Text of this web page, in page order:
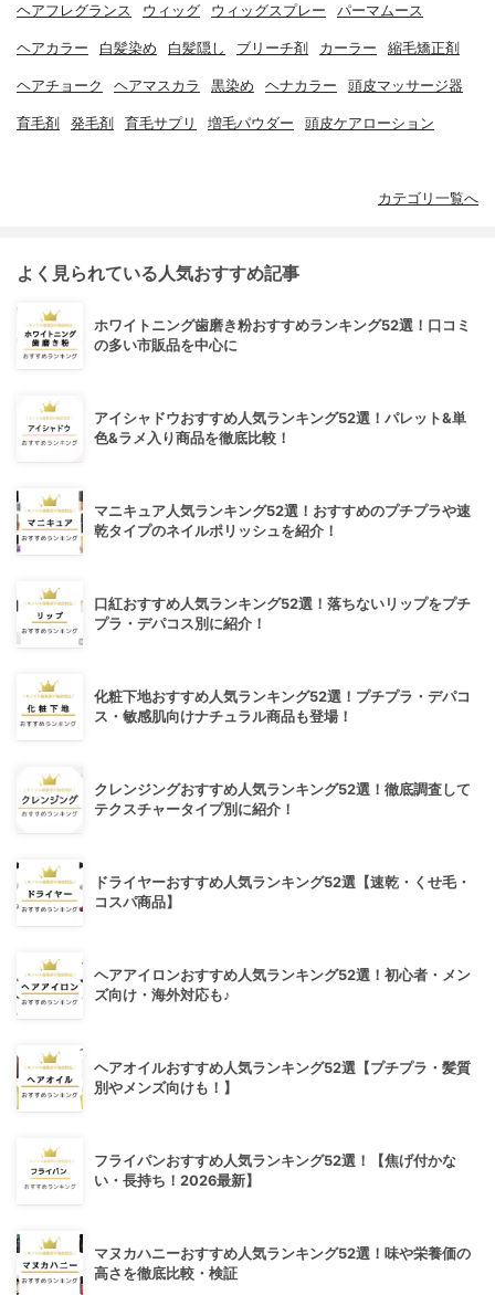
ヘアフレグランス ウィッグ ウィッグスプレー パーマムース
ヘアカラー 白髪染め 白髪隠し ブリーチ剤 カーラー 縮毛矯正剤
ヘアチョーク ヘアマスカラ 黒染め ヘナカラー 頭皮マッサージ器
育毛剤 発毛剤 育毛サプリ 増毛パウダー 頭皮ケアローション
カテゴリ一覧へ
よく見られている人気おすすめ記事
ホワイトニング歯磨き粉おすすめランキング52選！口コミ
の多い市販品を中心に
アイシャドウおすすめ人気ランキング52選！パレット&単
色&ラメ入り商品を徹底比較！
マニキュア人気ランキング52選！おすすめのプチプラや速
乾タイプのネイルポリッシュを紹介！
口紅おすすめ人気ランキング52選！落ちないリップをプチ
プラ・デパコス別に紹介！
化粧下地おすすめ人気ランキング52選！プチプラ・デパコ
ス・敏感肌向けナチュラル商品も登場！
クレンジングおすすめ人気ランキング52選！徹底調査して
テクスチャータイプ別に紹介！
ドライヤーおすすめ人気ランキング52選【速乾・くせ毛・
コスパ商品】
ヘアアイロンおすすめ人気ランキング52選！初心者・メン
ズ向け・海外対応も♪
ヘアオイルおすすめ人気ランキング52選【プチプラ・髪質
別やメンズ向けも！】
フライパンおすすめ人気ランキング52選！【焦げ付かな
い・長持ち！2026最新】
マヌカハニーおすすめ人気ランキング52選！味や栄養価の
高さを徹底比較・検証